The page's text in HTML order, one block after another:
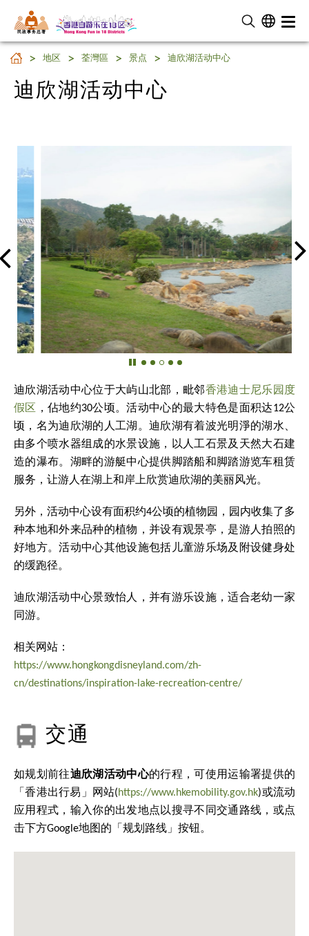
民 政 事 务 总 署
迪欣湖活动中心
地区 荃灣區 景点 迪欣湖活动中心
迪欣湖活动中心
迪欣湖活动中心位于大屿山北部，毗邻香港迪士尼乐园度
假区
，佔地约30公顷。活动中心的最大特色是面积达12公
顷，名为迪欣湖的人工湖。迪欣湖有着波光明淨的湖水、
由多个喷水器组成的水景设施，以人工石景及天然大石建
造的瀑布。湖畔的游艇中心提供脚踏船和脚踏游览车租赁
服务，让游人在湖上和岸上欣赏迪欣湖的美丽风光。
另外，活动中心设有面积约4公顷的植物园，园内收集了多
种本地和外来品种的植物，并设有观景亭，是游人拍照的
好地方。活动中心其他设施包括儿童游乐场及附设健身处
的缓跑径。
迪欣湖活动中心景致怡人，并有游乐设施，适合老幼一家
同游。
相关网站：
https://www.hongkongdisneyland.com/zh-
cn/destinations/inspiration-lake-recreation-centre/
交通
如规划前往迪欣湖活动中心的行程，可使用运输署提供的
「香港出行易」网站(https://www.hkemobility.gov.hk)或流动
应用程式，输入你的出发地点以搜寻不同交通路线，或点
击下方Google地图的「规划路线」按钮。